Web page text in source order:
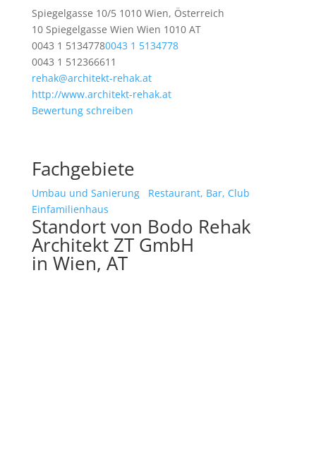
Spiegelgasse 10/5 1010 Wien, Österreich
10 Spiegelgasse Wien Wien 1010 AT
0043 1 51347780043 1 5134778
0043 1 512366611
rehak@architekt-rehak.at
http://www.architekt-rehak.at
Bewertung schreiben
Fachgebiete
Umbau und Sanierung
Restaurant, Bar, Club
Einfamilienhaus
Standort von Bodo Rehak
Architekt ZT GmbH
in Wien, AT